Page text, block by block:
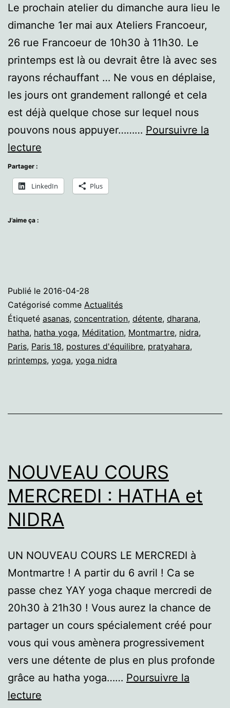
Le prochain atelier du dimanche aura lieu le
dimanche 1er mai aux Ateliers Francoeur,
26 rue Francoeur de 10h30 à 11h30. Le
printemps est là ou devrait être là avec ses
rayons réchauffant … Ne vous en déplaise,
les jours ont grandement rallongé et cela
est déjà quelque chose sur lequel nous
pouvons nous appuyer……… Poursuivre la
lecture
mai
Partager :
LinkedIn Plus
J’aime ça :
Publié le 2016-04-28
Catégorisé comme Actualités
Étiqueté asanas, concentration, détente, dharana,
hatha, hatha yoga, Méditation, Montmartre, nidra,
Paris, Paris 18, postures d'équilibre, pratyahara,
printemps, yoga, yoga nidra
NOUVEAU COURS
MERCREDI : HATHA et
NIDRA
UN NOUVEAU COURS LE MERCREDI à
Montmartre ! A partir du 6 avril ! Ca se
passe chez YAY yoga chaque mercredi de
20h30 à 21h30 ! Vous aurez la chance de
partager un cours spécialement créé pour
vous qui vous amènera progressivement
vers une détente de plus en plus profonde
grâce au hatha yoga…… Poursuivre la
lecture